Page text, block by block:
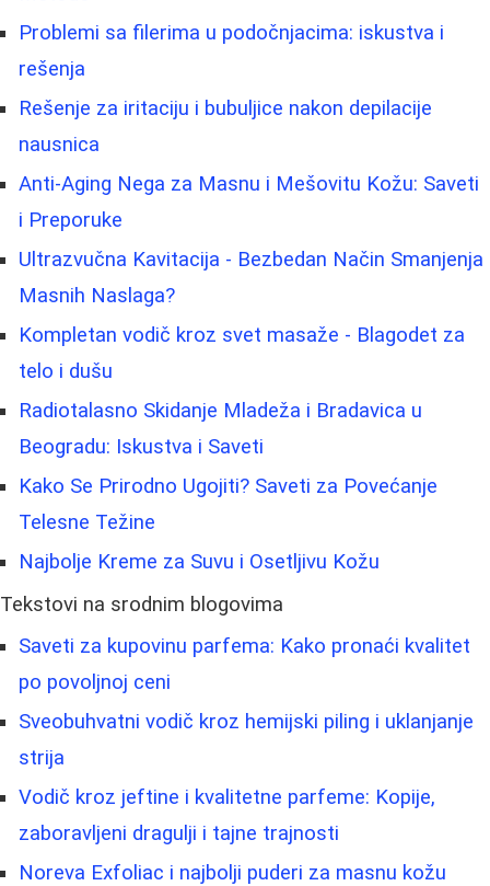
Problemi sa filerima u podočnjacima: iskustva i
rešenja
Rešenje za iritaciju i bubuljice nakon depilacije
nausnica
Anti-Aging Nega za Masnu i Mešovitu Kožu: Saveti
i Preporuke
Ultrazvučna Kavitacija - Bezbedan Način Smanjenja
Masnih Naslaga?
Kompletan vodič kroz svet masaže - Blagodet za
telo i dušu
Radiotalasno Skidanje Mladeža i Bradavica u
Beogradu: Iskustva i Saveti
Kako Se Prirodno Ugojiti? Saveti za Povećanje
Telesne Težine
Najbolje Kreme za Suvu i Osetljivu Kožu
Tekstovi na srodnim blogovima
Saveti za kupovinu parfema: Kako pronaći kvalitet
po povoljnoj ceni
Sveobuhvatni vodič kroz hemijski piling i uklanjanje
strija
Vodič kroz jeftine i kvalitetne parfeme: Kopije,
zaboravljeni dragulji i tajne trajnosti
Noreva Exfoliac i najbolji puderi za masnu kožu